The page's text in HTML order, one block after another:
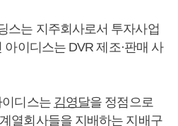
스는 지주회사로서 투자사업
이디스는 DVR 제조·판매 사
디스는 김영달을 정점으로
열회사들을 지배하는 지배구